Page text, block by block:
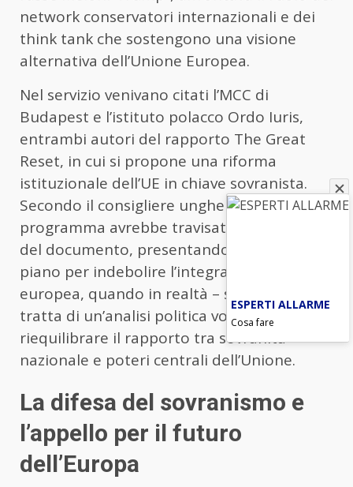
network conservatori internazionali e dei
think tank che sostengono una visione
alternativa dell’Unione Europea.
Nel servizio venivano citati l’MCC di
Budapest e l’istituto polacco Ordo Iuris,
entrambi autori del rapporto The Great
Reset, in cui si propone una riforma
istituzionale dell’UE in chiave sovranista.
Secondo il consigliere ungherese, però, il
programma avrebbe travisato il significato
del documento, presentandolo come un
piano per indebolire l’integrazione
europea, quando in realtà – sostiene – si
tratta di un’analisi politica volta a
riequilibrare il rapporto tra sovranità
nazionale e poteri centrali dell’Unione.
La difesa del sovranismo e
l’appello per il futuro
dell’Europa
ESPERTI ALLARME
Cosa fare